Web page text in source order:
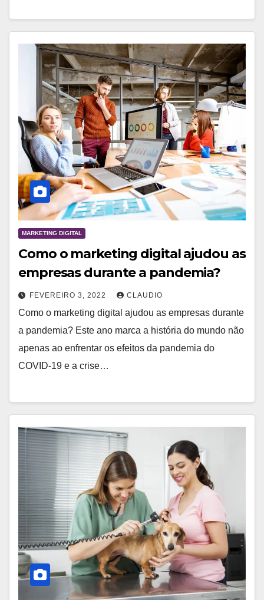
MARKETING DIGITAL
Como o marketing digital ajudou as
empresas durante a pandemia?
FEVEREIRO 3, 2022 CLAUDIO
Como o marketing digital ajudou as empresas durante
a pandemia? Este ano marca a história do mundo não
apenas ao enfrentar os efeitos da pandemia do
COVID-19 e a crise…